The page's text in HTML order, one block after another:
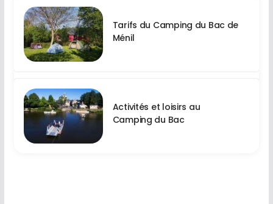
Tarifs du Camping du Bac de
Ménil
Activités et loisirs au
Camping du Bac